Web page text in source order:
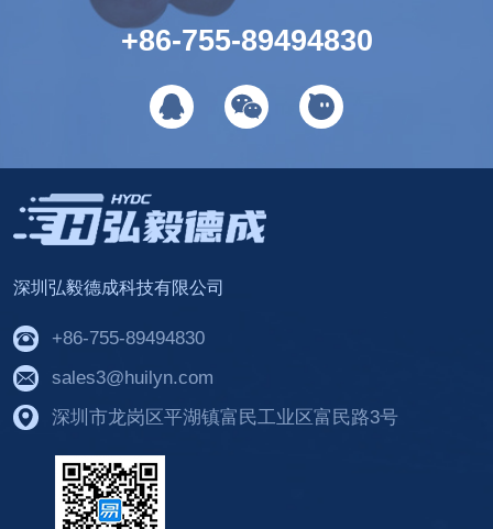
+86-755-89494830
深圳弘毅德成科技有限公司
+86-755-89494830
sales3@huilyn.com
深圳市龙岗区平湖镇富民工业区富民路3号